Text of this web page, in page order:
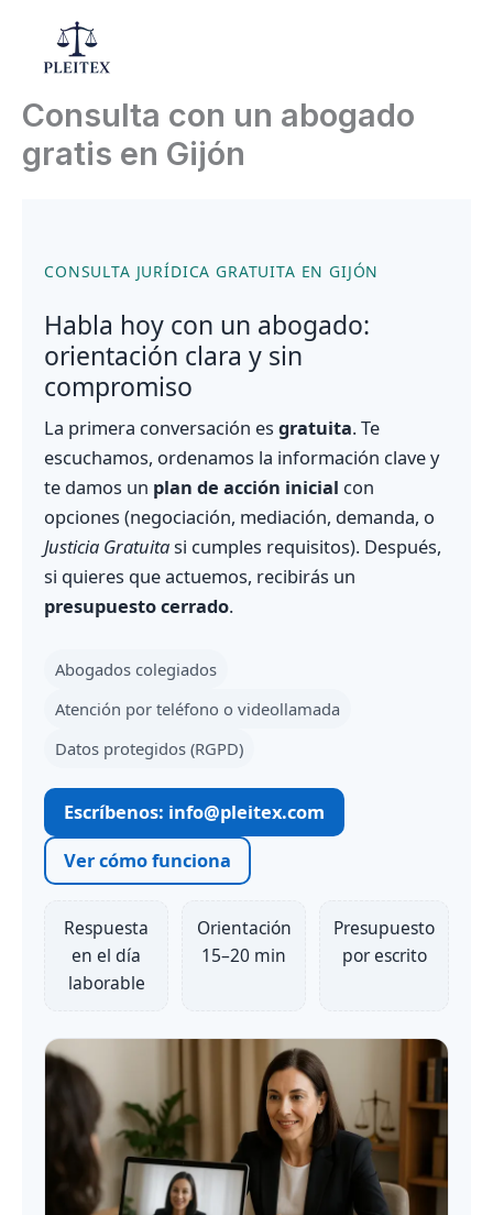
contenido
Consulta con un abogado
gratis en Gijón
CONSULTA JURÍDICA GRATUITA EN GIJÓN
Habla hoy con un abogado:
orientación clara y sin
compromiso
La primera conversación es gratuita. Te
escuchamos, ordenamos la información clave y
te damos un plan de acción inicial con
opciones (negociación, mediación, demanda, o
Justicia Gratuitasi cumples requisitos). Después,
si quieres que actuemos, recibirás un
presupuesto cerrado.
Abogados colegiados
Atención por teléfono o videollamada
Datos protegidos (RGPD)
Escríbenos: info@pleitex.com
Ver cómo funciona
Respuesta
en el día
laborable
Orientación
15–20 min
Presupuesto
por escrito